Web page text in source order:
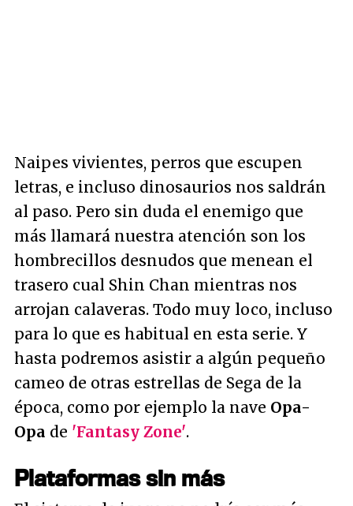
Naipes vivientes, perros que escupen
letras, e incluso dinosaurios nos saldrán
al paso. Pero sin duda el enemigo que
más llamará nuestra atención son los
hombrecillos desnudos que menean el
trasero cual Shin Chan mientras nos
arrojan calaveras. Todo muy loco, incluso
para lo que es habitual en esta serie. Y
hasta podremos asistir a algún pequeño
cameo de otras estrellas de Sega de la
época, como por ejemplo la nave Opa-
Opa de 'Fantasy Zone'.
Plataformas sin más